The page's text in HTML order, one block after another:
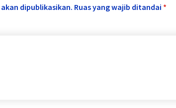
dipublikasikan. Ruas yang wajib ditandai *